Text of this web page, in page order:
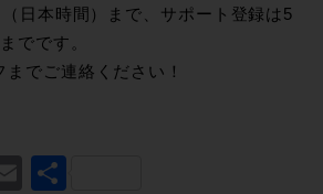
日本時間）まで、サポート登録は5
でです。
でご連絡ください！
Email